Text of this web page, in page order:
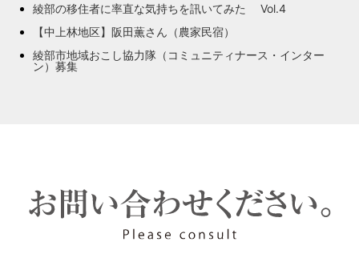
綾部の移住者に率直な気持ちを訊いてみた Vol.4
【中上林地区】阪田薫さん（農家民宿）
綾部市地域おこし協力隊（コミュニティナース・インター
ン）募集